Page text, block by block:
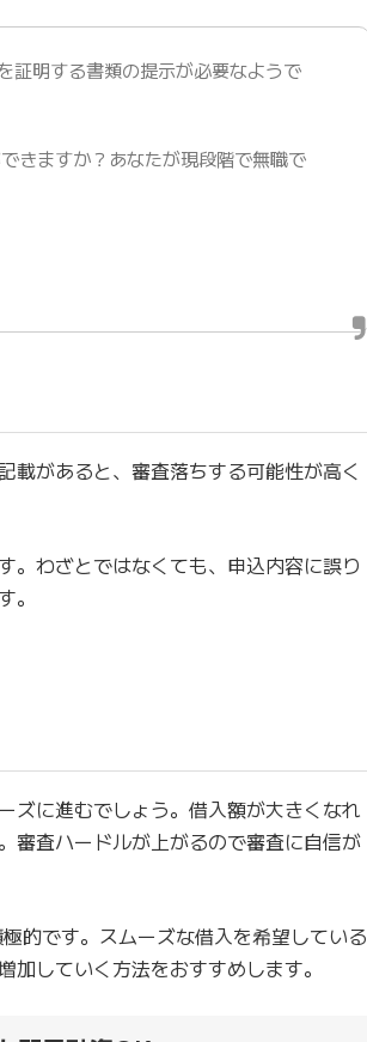
証明する書類の提示が必要なようで
きますか？あなたが現段階で無職で
載があると、審査落ちする可能性が高く
。わざとではなくても、申込内容に誤り
。
ズに進むでしょう。借入額が大きくなれ
審査ハードルが上がるので審査に自信が
的です。スムーズな借入を希望している
していく方法をおすすめします。